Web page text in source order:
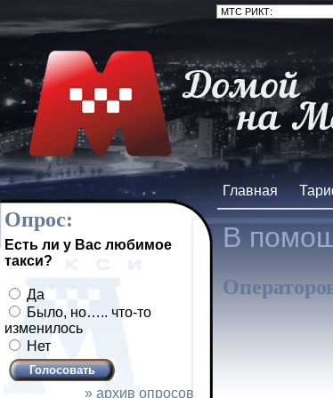
Главная
Опрос:
Есть ли у Вас любимое
такси?
Да
Было, но….. что-то
изменилось
Нет
» архив опросов
В